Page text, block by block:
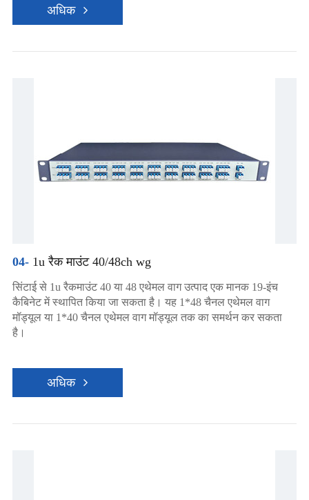
अधिक
04-1u रैक माउंट 40/48ch wg
सिंटाई से 1u रैकमाउंट 40 या 48 एथेमल वाग उत्पाद एक मानक 19-इंच
कैबिनेट में स्थापित किया जा सकता है। यह 1*48 चैनल एथेमल वाग
मॉड्यूल या 1*40 चैनल एथेमल वाग मॉड्यूल तक का समर्थन कर सकता
है।
अधिक